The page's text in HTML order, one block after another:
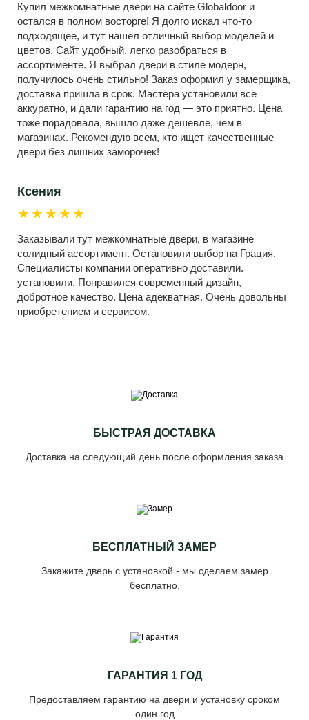
Купил межкомнатные двери на сайте Globaldoor и
остался в полном восторге! Я долго искал что-то
подходящее, и тут нашел отличный выбор моделей и
цветов. Сайт удобный, легко разобраться в
ассортименте. Я выбрал двери в стиле модерн,
получилось очень стильно! Заказ оформил у замерщика,
доставка пришла в срок. Мастера установили всё
аккуратно, и дали гарантию на год — это приятно. Цена
тоже порадовала, вышло даже дешевле, чем в
магазинах. Рекомендую всем, кто ищет качественные
двери без лишних заморочек!
Ксения
★★★★★
Заказывали тут межкомнатные двери, в магазине
солидный ассортимент. Остановили выбор на Грация.
Специалисты компании оперативно доставили.
установили. Понравился современный дизайн,
добротное качество. Цена адекватная. Очень довольны
приобретением и сервисом.
БЫСТРАЯ ДОСТАВКА
Доставка на следующий день после оформления заказа
БЕСПЛАТНЫЙ ЗАМЕР
Закажите дверь с установкой - мы сделаем замер
бесплатно.
ГАРАНТИЯ 1 ГОД
Предоставляем гарантию на двери и установку сроком
один год